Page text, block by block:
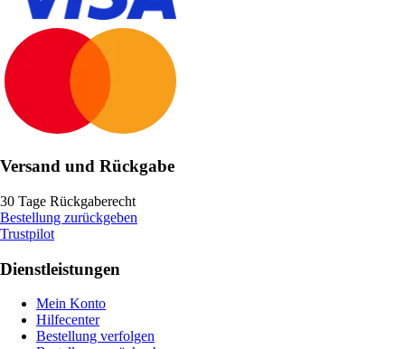
Versand und Rückgabe
30 Tage Rückgaberecht
Bestellung zurückgeben
Trustpilot
Dienstleistungen
Mein Konto
Hilfecenter
Bestellung verfolgen